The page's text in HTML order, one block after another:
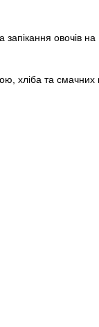
овочів на
хліба та смачних